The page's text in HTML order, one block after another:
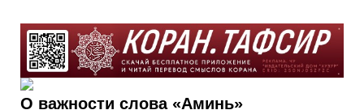
О важности слова «Аминь»